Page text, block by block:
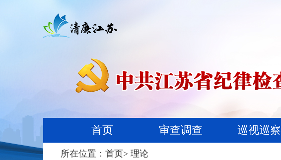
首页 审查调查 巡视巡察
所在位置： 首页> 理论